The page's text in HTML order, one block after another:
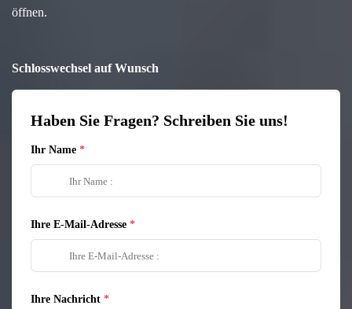
öffnen.
Schlosswechsel auf Wunsch
Haben Sie Fragen? Schreiben Sie uns!
Ihr Name
Ihre E-Mail-Adresse
Ihre Nachricht